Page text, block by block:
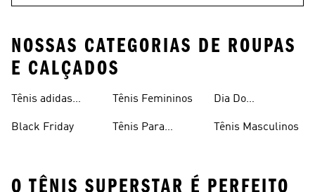
NOSSAS CATEGORIAS DE ROUPAS
E CALÇADOS
Tênis adidas
Black Friday
Tênis Femininos
Tênis Para
Dia Do
Tênis Masculinos
O TÊNIS SUPERSTAR É PERFEITO